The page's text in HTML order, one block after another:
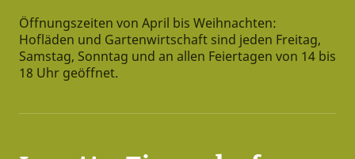
Öffnungszeiten von April bis Weihnachten:
Hofläden und Gartenwirtschaft sind jeden Freitag,
Samstag, Sonntag und an allen Feiertagen von 14 bis
18 Uhr geöffnet.